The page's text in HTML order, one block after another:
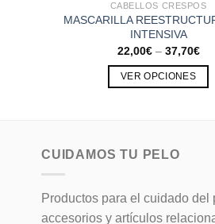
CABELLOS CRESPOS
MASCARILLA
INTENSIVA
22,00€– 37,70€
VER OPCIONES
múltiples
opciones
CUIDAMOS TU PELO
Productos para el cuidado del
accesorios y artículos